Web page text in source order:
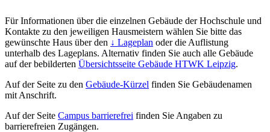
Für Informationen über die einzelnen Gebäude der Hochschule und
Kontakte zu den jeweiligen Hausmeistern wählen Sie bitte das
gewünschte Haus über den ↓ Lageplan oder die Auflistung
unterhalb des Lageplans. Alternativ finden Sie auch alle Gebäude
auf der bebilderten Übersichtsseite Gebäude HTWK Leipzig.
Auf der Seite zu den Gebäude-Kürzel finden Sie Gebäudenamen
mit Anschrift.
Auf der Seite Campus barrierefrei finden Sie Angaben zu
barrierefreien Zugängen.